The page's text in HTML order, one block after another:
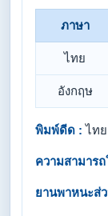
ภาษา
ไทย
อังกฤษ
พิมพ์ดีด : ไท
ความสามาร
ยานพาหนะส่